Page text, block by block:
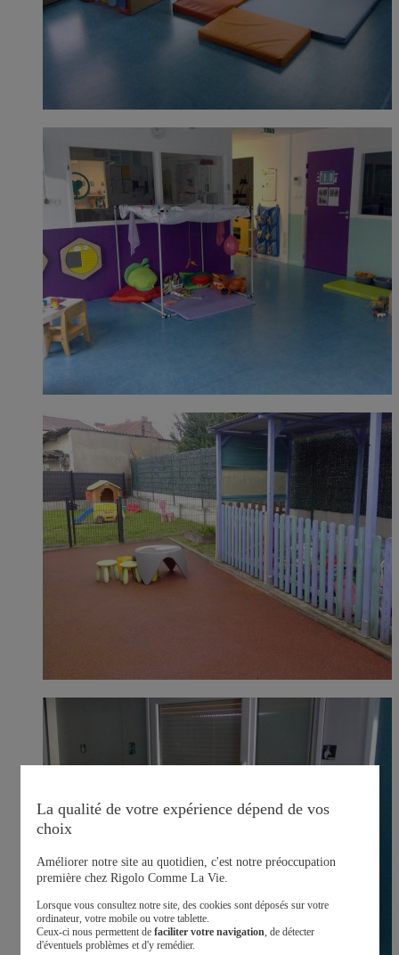
La qualité de votre expérience dépend de vos
choix
Améliorer notre site au quotidien, c'est notre préoccupation
première chez Rigolo Comme La Vie.
Lorsque vous consultez notre site, des cookies sont déposés sur votre
ordinateur, votre mobile ou votre tablette.
Ceux-ci nous permettent de faciliter votre navigation, de détecter
d'éventuels problèmes et d'y remédier.